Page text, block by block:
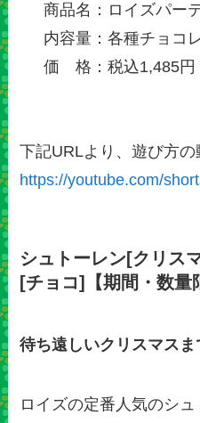
商品名：ロイズパー
内容量：各種チョコ
価 格：税込1,485円
下記URLより、遊び方の
https://youtube.com/
シュトーレン[クリス
[チョコ]【期間・数量
待ち遠しいクリスマス
ロイズの定番人気のシ